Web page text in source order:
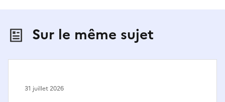
Sur le même sujet
31 juillet 2026